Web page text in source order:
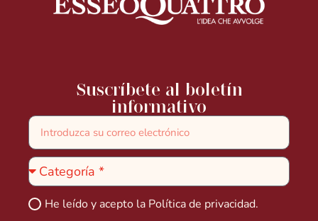
Suscríbete al boletín
informativo
He leído y acepto la Política de privacidad.